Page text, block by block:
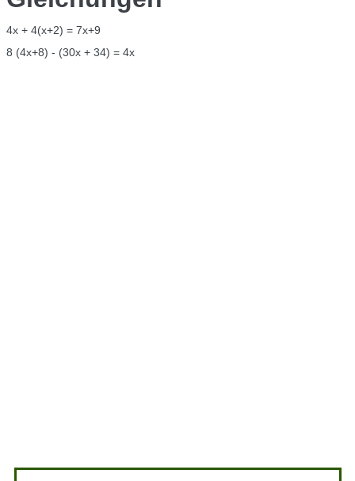
4x + 4(x+2) = 7x+9
8 (4x+8) - (30x + 34) = 4x